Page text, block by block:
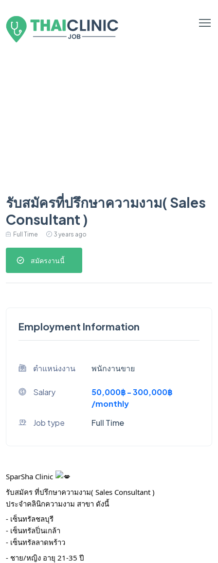
รับสมัครที่ปรึกษาความงาม( Sales
Consultant )
Full Time 3 years ago
สมัครงานนี้
Employment Information
ตำแหน่งงาน พนักงานขาย
Salary
50,000฿ - 300,000฿
/monthly
Job type
Full Time
SparSha Clinic
รับสมัคร ที่ปรึกษาความงาม( Sales Consultant )
ประจำคลินิกความงาม สาขา ดังนี้
- เซ็นทรัลชลบุรี
- เซ็นทรัลปิ่นเกล้า
- เซ็นทรัลลาดพร้าว
- ชาย/หญิง อายุ 21-35 ปี